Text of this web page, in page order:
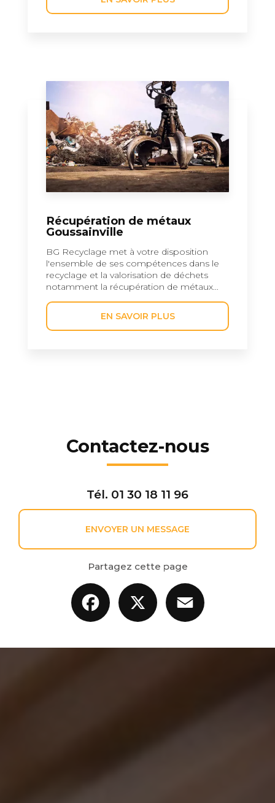
Récupération de métaux
Goussainville
BG Recyclage met à votre disposition
l'ensemble de ses compétences dans le
recyclage et la valorisation de déchets
notamment la récupération de métaux...
EN SAVOIR PLUS
Contactez-nous
Tél. 01 30 18 11 96
ENVOYER UN MESSAGE
Partagez cette page
Facebook